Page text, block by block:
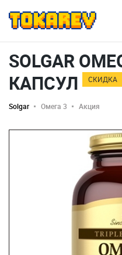
SOLGAR
КАПСУЛ
СКИДКА
Solgar Омега 3 Акция